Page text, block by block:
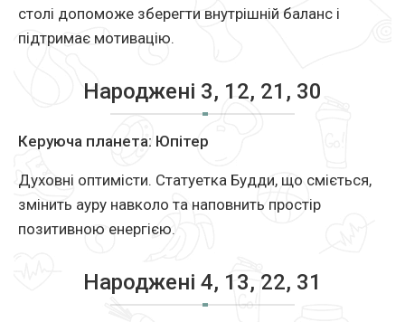
столі допоможе зберегти внутрішній баланс і
підтримає мотивацію.
Народжені 3, 12, 21, 30
Керуюча планета: Юпітер
Духовні оптимісти. Статуетка Будди, що сміється,
змінить ауру навколо та наповнить простір
позитивною енергією.
Народжені 4, 13, 22, 31